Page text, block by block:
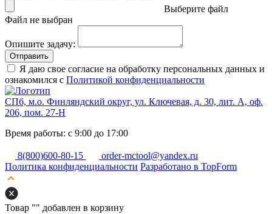
Выберите файл
Файл не выбран
Опишите задачу:
Отправить
Я даю свое согласие на обработку персональных данных и
ознакомился с Политикой конфиденциальности
СПб, м.о. Финляндский округ, ул. Ключевая, д. 30, лит. А, оф.
206, пом. 27-Н
Время работы: с 9:00 до 17:00
8(800)600-80-15
order-mctool@yandex.ru
Политика конфиденциальности Разработано в TopForm
Товар "" добавлен в корзину